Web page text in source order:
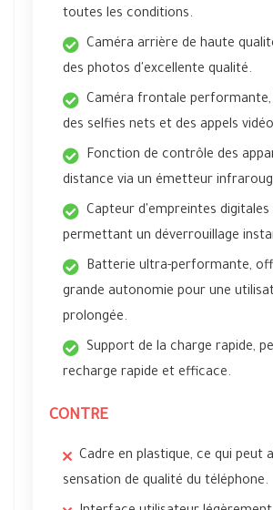
toutes les conditions.
Caméra arrière de haute
des photos d'excellente qualité.
Caméra frontale performante,
des selfies nets et des appels
Fonction de contrôle des
distance via un émetteur
Capteur d'empreintes digitales
permettant un déverrouillage
Batterie ultra-performante,
grande autonomie pour une
prolongée.
Support de la charge rapide,
recharge rapide et efficace.
CONTRE
Cadre en plastique, ce qui peut
sensation de qualité du téléphone.